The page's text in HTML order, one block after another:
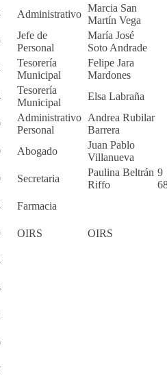
Administrativo
Marcia San
Martín Vega
Jefe de
Personal
María José
Soto Andrade
Tesorería
Municipal
Felipe Jara
Mardones
Tesorería
Municipal
Elsa Labraña
Administrativo
Personal
Andrea Rubilar
Barrera
Abogado
Juan Pablo
Villanueva
Secretaria
Paulina Beltrán
Riffo
9
Farmacia
OIRS OIRS